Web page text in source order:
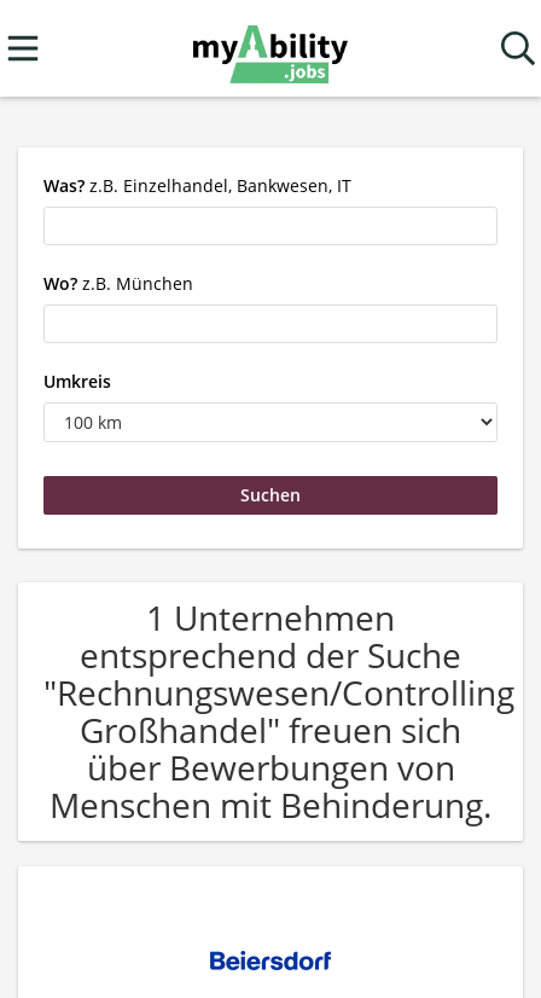
Was? z.B. Einzelhandel, Bankwesen, IT
Wo? z.B. München
Umkreis
1 Unternehmen
entsprechend der Suche
"Rechnungswesen/Controlling
Großhandel" freuen sich
über Bewerbungen von
Menschen mit Behinderung.